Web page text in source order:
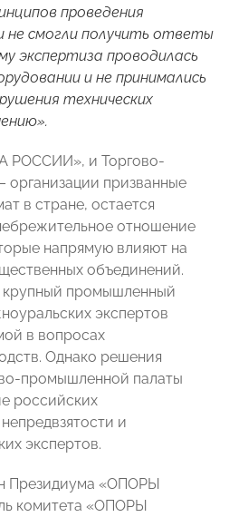
проведения
не смогли получить ответы
экспертиза проводилась
и не принимались
технических
РОССИИ», и Торгово-
организации призванные
в стране, остается
отношение
напрямую влияют на
объединений.
крупный промышленный
экспертов
в вопросах
Однако решения
промышленной палаты
российских
и
экспертов.
Президиума «ОПОРЫ
комитета «ОПОРЫ